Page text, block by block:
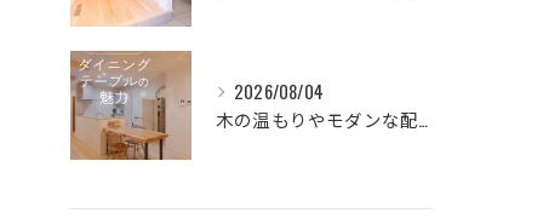
2026/08/04
木の温もりやモダンな配色など、多様なダイニング空間のアイデア...